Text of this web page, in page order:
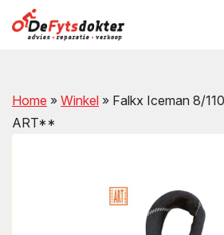
Home » Winkel » Falkx Iceman 8/
ART**